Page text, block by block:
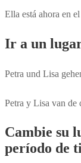
Ella está ahora en
Ir a un
Petra und Lisa
Petra y Lisa van de
Cambie su
período de